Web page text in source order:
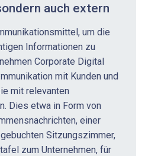
auch extern
um die
Informationen zu
Corporate Digital
mit Kunden und
mit relevanten
Dies etwa in Form von
einer
Sitzungszimmer,
zum Unternehmen, für